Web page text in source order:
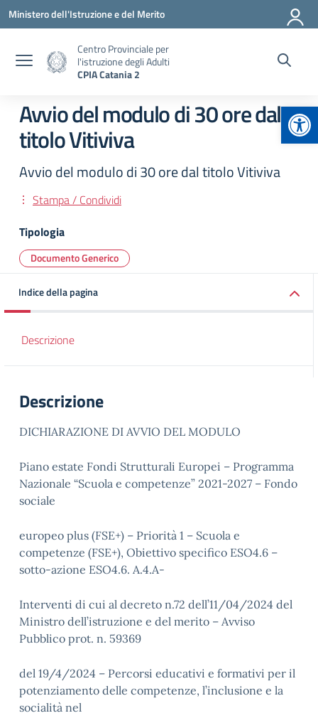
Vai ai contenuti
Vai al menu di navigazione
Vai al footer
Ministero dell'Istruzione e del Merito
Centro Provinciale per
l'istruzione degli Adulti
CPIA Catania 2
Avvio del modulo di 30 ore dal
titolo Vitiviva
Avvio del modulo di 30 ore dal titolo Vitiviva
Stampa / Condividi
Tipologia
Documento Generico
Indice della pagina
Descrizione
Descrizione
DICHIARAZIONE DI AVVIO DEL MODULO
Piano estate Fondi Strutturali Europei – Programma
Nazionale “Scuola e competenze” 2021-2027 – Fondo
sociale
europeo plus (FSE+) – Priorità 1 – Scuola e
competenze (FSE+), Obiettivo specifico ESO4.6 –
sotto-azione ESO4.6. A.4.A-
Interventi di cui al decreto n.72 dell’11/04/2024 del
Ministro dell’istruzione e del merito – Avviso
Pubblico prot. n. 59369
del 19/4/2024 – Percorsi educativi e formativi per il
potenziamento delle competenze, l’inclusione e la
socialità nel